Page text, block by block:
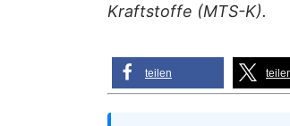
Kraftstoffe (MTS-K).
teilen